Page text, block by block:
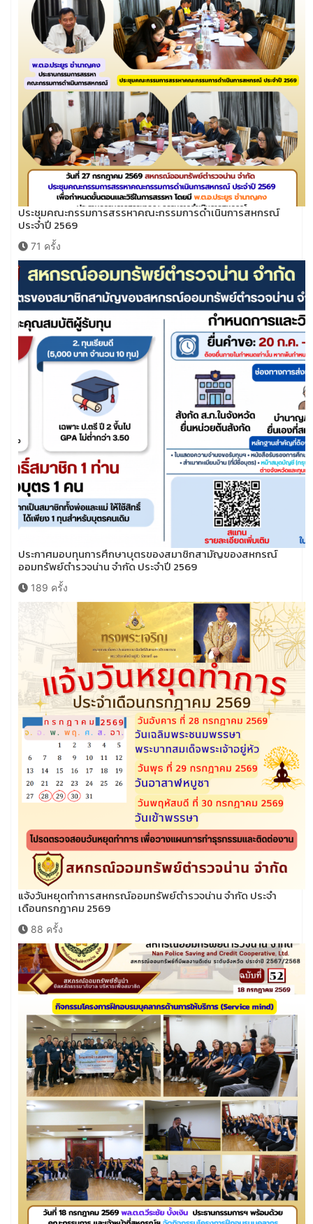
ประชุมคณะกรรมการสรรหาคณะกรรมการดำเนินการสหกรณ์
ประจำปี 2569
71 ครั้ง
ประกาศมอบทุนการศึกษาบุตรของสมาชิกสามัญของสหกรณ์
ออมทรัพย์ตำรวจน่าน จำกัด ประจำปี 2569
189 ครั้ง
แจ้งวันหยุดทำการสหกรณ์ออมทรัพย์ตำรวจน่าน จำกัด ประจำ
เดือนกรกฎาคม 2569
88 ครั้ง